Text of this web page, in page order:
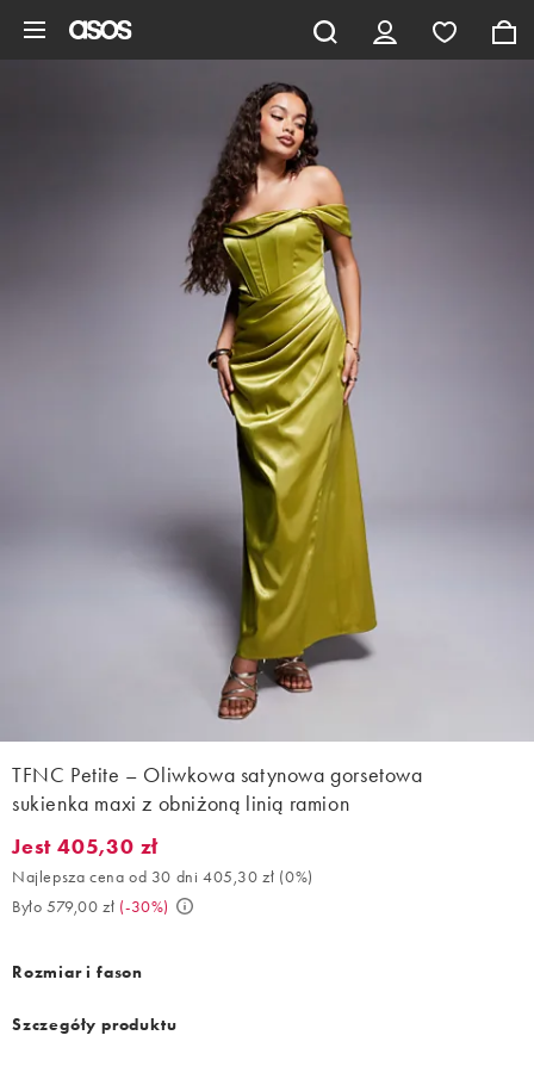
TFNC Petite – Oliwkowa satynowa gorsetowa
sukienka maxi z obniżoną linią ramion
Jest 405,30 zł. Najlepsza cena od 30 dni 405,30 zł (0%). Było
Jest 405,30 zł
Najlepsza cena od 30 dni 405,30 zł (0%)
Było 579,00 zł (-30%)
Rozmiar i fason
Szczegóły produktu